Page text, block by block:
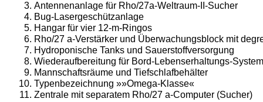
Antennenanlage für Rho/27a-Weltraum-II-Sucher
Bug-Lasergeschützanlage
Hangar für vier 12-m-Ringos
Rho/27 a-Verstärker und Überwachungsblock mit
Hydroponische Tanks und Sauerstoffversorgung
Wiederaufbereitung für Bord-Lebenserhaltungs-
Mannschaftsräume und Tiefschlafbehälter
Typenbezeichnung »»Omega-Klasse«
Zentrale mit separatem Rho/27 a-Computer (Sucher)